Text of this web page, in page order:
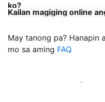
ko?
Kailan magiging online
May tanong pa? Hanapin
mo sa aming FAQ
Simulang i-welcome